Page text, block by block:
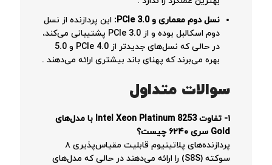
نسل دوم معماری و PCIe 3.0:
این پردازنده از نسل
دوم اسکالبل بوده و از PCIe 3.0 پشتیبانی می‌کند،
در حالی که نسل‌های جدیدتر از PCIe 4.0 و 5.0
بهره می‌برند که پهنای باند بیشتری ارائه می‌دهند .
سوالات متداول
۱- تفاوت Intel Xeon Platinum 8253 با مدل‌های
Gold سری ۶۲۴۰ چیست؟
پردازنده‌های پلاتینیوم قابلیت مقیاس‌پذیری ۸
سوکته (S8S) را ارائه می‌دهند در حالی که مدل‌های